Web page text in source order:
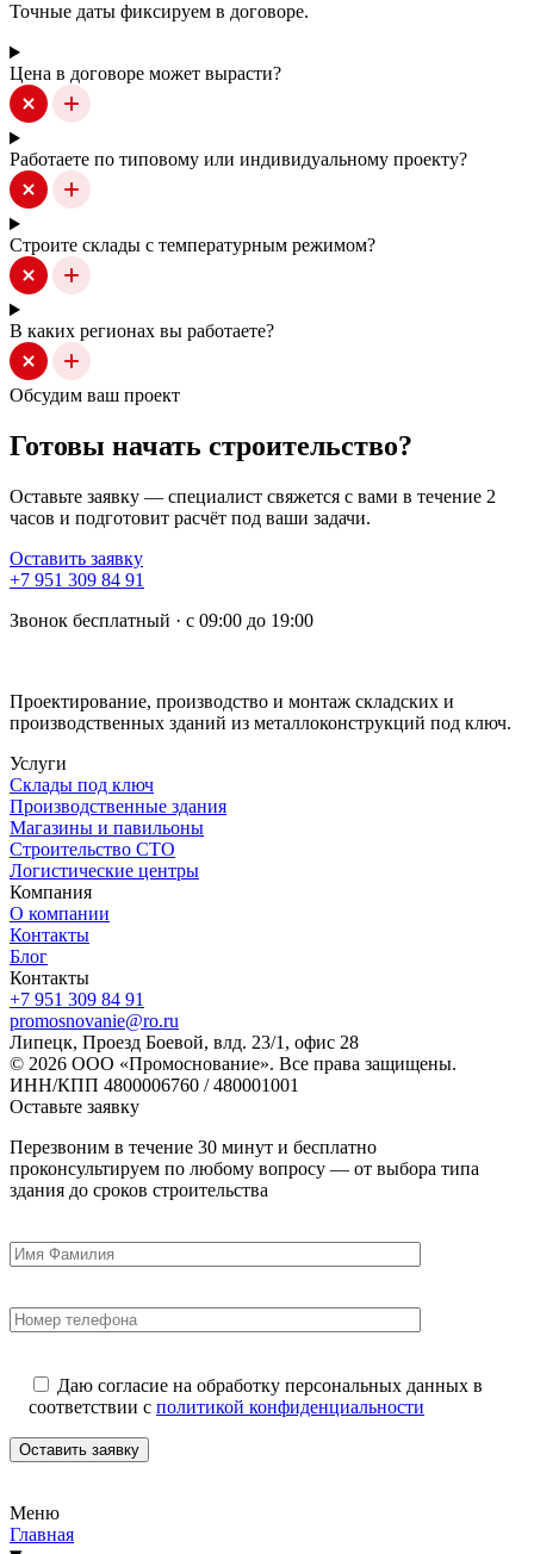
Точные даты фиксируем в договоре.
Цена в договоре может вырасти?
Работаете по типовому или индивидуальному проекту?
Строите склады с температурным режимом?
В каких регионах вы работаете?
Обсудим ваш проект
Готовы начать строительство?
Оставьте заявку — специалист свяжется с вами в течение 2
часов и подготовит расчёт под ваши задачи.
Оставить заявку
+7 951 309 84 91
Звонок бесплатный · с 09:00 до 19:00
Проектирование, производство и монтаж складских и
производственных зданий из металлоконструкций под ключ.
Услуги
Склады под ключ
Производственные здания
Магазины и павильоны
Строительство СТО
Логистические центры
Компания
О компании
Контакты
Блог
Контакты
+7 951 309 84 91
promosnovanie@ro.ru
Липецк, Проезд Боевой, влд. 23/1, офис 28
© 2026 ООО «Промоснование». Все права защищены.
ИНН/КПП 4800006760 / 480001001
Оставьте заявку
Перезвоним в течение 30 минут и бесплатно
проконсультируем по любому вопросу — от выбора типа
здания до сроков строительства
Даю согласие на обработку персональных данных в
соответствии с политикой конфиденциальности
Меню
Главная